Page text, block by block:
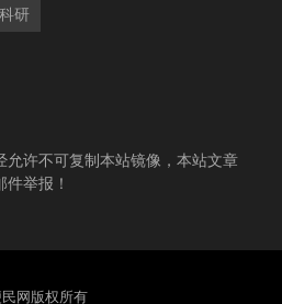
研
允许不可复制本站镜像，本站文章
举报！
网版权所有